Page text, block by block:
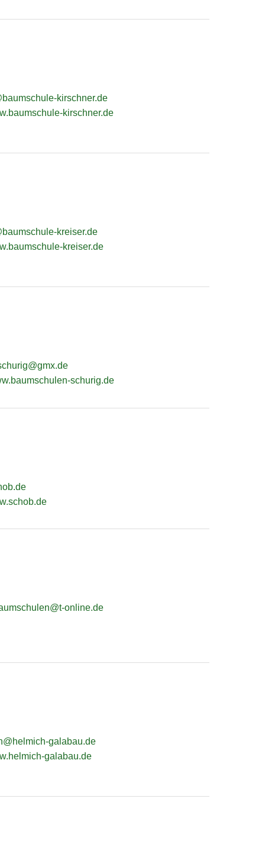
kirschner.de
kirschner.de
kreiser.de
kreiser.de
schurig.de
online.de
galabau.de
galabau.de